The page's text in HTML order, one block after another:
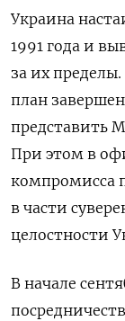
Украина
1991 года и
за их
план
представить
При этом в
компромисса
в части
целостности
В начале